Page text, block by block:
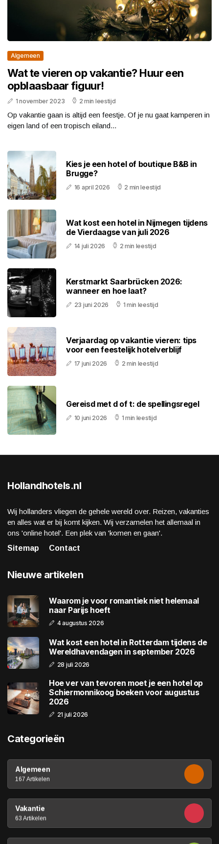
Algemeen
Wat te vieren op vakantie? Huur een
opblaasbaar figuur!
1 november 2023 2 min leestijd
Op vakantie gaan is altijd een feestje. Of je nu gaat kamperen in
eigen land of een tropisch eiland...
Kies je een hotel of boutique B&B in
Brugge?
16 april 2026 2 min leestijd
Wat kost een hotel in Nijmegen tijdens
de Vierdaagse van juli 2026
14 juli 2026 2 min leestijd
Kerstmarkt Saarbrücken 2026:
wanneer en hoe laat?
23 juni 2026 1 min leestijd
Verjaardag op vakantie vieren: tips
voor een feestelijk hotelverblijf
17 juni 2026 2 min leestijd
Gereisd met d of t: de spellingsregel
10 juni 2026 1 min leestijd
Hollandhotels.nl
Wij hollanders vliegen de gehele wereld over. Reizen, vakanties
en alles wat er bij komt kijken. Wij verzamelen het allemaal in
ons 'online hotel'. Een plek van 'komen en gaan'.
Sitemap
Contact
Nieuwe artikelen
Waarom je voor romantiek niet helemaal
naar Parijs hoeft
4 augustus 2026
Wat kost een hotel in Rotterdam tijdens de
Wereldhavendagen in september 2026
28 juli 2026
Hoe ver van tevoren moet je een hotel op
Schiermonnikoog boeken voor augustus
2026
21 juli 2026
Categorieën
Algemeen
167 Artikelen
Vakantie
63 Artikelen